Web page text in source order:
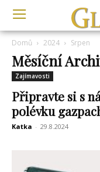
Domů 2024 Srpen
Měsíční
Zajímavosti
Připravte si s
polévku
Katka - 29.8.2024